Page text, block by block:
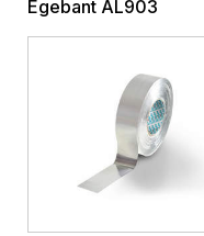
Egebant AL903